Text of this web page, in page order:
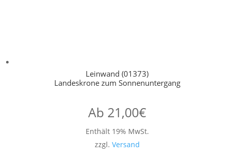
Leinwand (01373)
Landeskrone zum Sonnenuntergang
Ab 21,00€
Enthält 19% MwSt.
zzgl. Versand